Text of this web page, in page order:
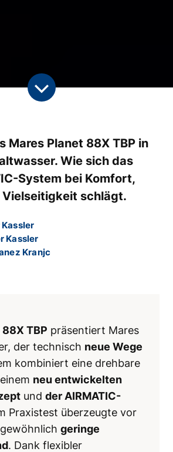
Mares Planet 88X TBP in
Wie sich das
System bei Komfort,
Vielseitigkeit schlägt.
Kassler
Kranjc
TBP präsentiert Mares
der technisch neue Wege
kombiniert eine drehbare
neu entwickelten
und der AIRMATIC-
Praxistest überzeugte vor
geringe
. Dank flexibler